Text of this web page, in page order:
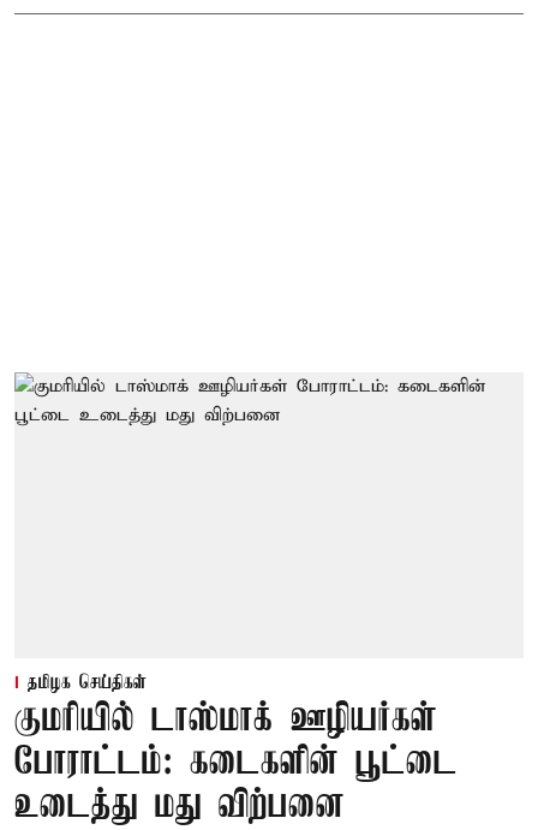
தமிழக செய்திகள்
குமரியில் டாஸ்மாக் ஊழியர்கள்
போராட்டம்: கடைகளின் பூட்டை
உடைத்து மது விற்பனை